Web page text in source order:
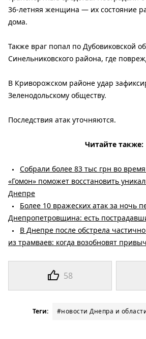
58
36-летняя женщина — их состояние
дома.
Также враг попал по Дубовиковской
Синельниковского района, где
В Криворожском районе удар
Зеленодольскому обществу.
Последствия атак уточняются.
Читайте также:
Собрали более 83 тыс грн во
«Гомон» поможет восстановить
Днепре
Более 10 вражеских атак за ночь
Днепропетровщина: есть
В Днепре после обстрела
из трамваев: когда возобновят
Теги: #новости Днепра и